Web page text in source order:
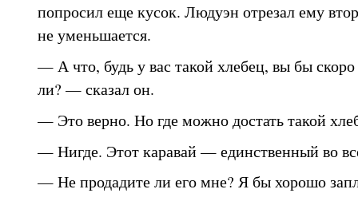
попросил еще кусок. Людуэн отрезал ему
не уменьшается.
— А что, будь у вас такой хлебец, вы бы скоро
ли? — сказал он.
— Это верно. Но где можно достать такой
— Нигде. Этот каравай — единственный во
— Не продадите ли его мне? Я бы хорошо